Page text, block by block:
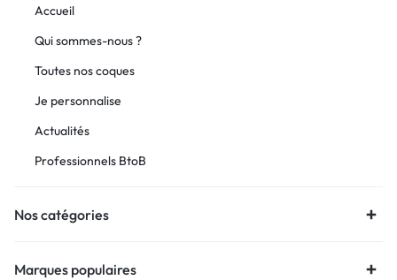
Accueil
Qui sommes-nous ?
Toutes nos coques
Je personnalise
Actualités
Professionnels BtoB
Nos catégories
Marques populaires